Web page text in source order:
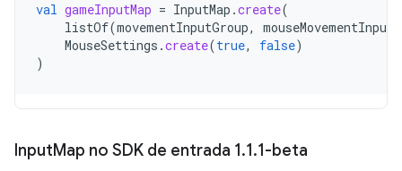
val gameInputMap = InputMap .create(
listOf(movementInputGroup,
MouseSettings .create(true, false)
)
InputMap no SDK de entrada 1.1.1-beta